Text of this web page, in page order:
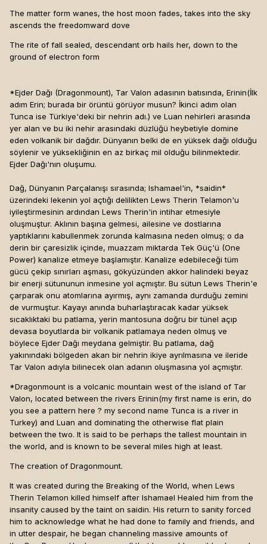
The matter form wanes, the host moon fades, takes into the sky
ascends the freedomward dove
The rite of fall sealed, descendant orb hails her, down to the
ground of electron form
*Ejder Dağı (Dragonmount), Tar Valon adasının batısında, Erinin(İlk
adım Erin; burada bir örüntü görüyor musun? İkinci adım olan
Tunca ise Türkiye'deki bir nehrin adı.) ve Luan nehirleri arasında
yer alan ve bu iki nehir arasındaki düzlüğü heybetiyle domine
eden volkanik bir dağdır. Dünyanın belki de en yüksek dağı olduğu
söylenir ve yüksekliğinin en az birkaç mil olduğu bilinmektedir.
Ejder Dağı'nın oluşumu.
Dağ, Dünyanın Parçalanışı sırasında; Ishamael'in, *saidin*
üzerindeki lekenin yol açtığı delilikten Lews Therin Telamon'u
iyileştirmesinin ardından Lews Therin'in intihar etmesiyle
oluşmuştur. Aklının başına gelmesi, ailesine ve dostlarına
yaptıklarını kabullenmek zorunda kalmasına neden olmuş; o da
derin bir çaresizlik içinde, muazzam miktarda Tek Güç'ü (One
Power) kanalize etmeye başlamıştır. Kanalize edebileceği tüm
gücü çekip sınırları aşması, gökyüzünden akkor halindeki beyaz
bir enerji sütununun inmesine yol açmıştır. Bu sütun Lews Therin'e
çarparak onu atomlarına ayırmış, aynı zamanda durduğu zemini
de vurmuştur. Kayayı anında buharlaştıracak kadar yüksek
sıcaklıktaki bu patlama, yerin mantosuna doğru bir tünel açıp
devasa boyutlarda bir volkanik patlamaya neden olmuş ve
böylece Ejder Dağı meydana gelmiştir. Bu patlama, dağ
yakınındaki bölgeden akan bir nehrin ikiye ayrılmasına ve ileride
Tar Valon adıyla bilinecek olan adanın oluşmasına yol açmıştır.
*Dragonmount is a volcanic mountain west of the island of Tar
Valon, located between the rivers Erinin(my first name is erin, do
you see a pattern here ? my second name Tunca is a river in
Turkey) and Luan and dominating the otherwise flat plain
between the two. It is said to be perhaps the tallest mountain in
the world, and is known to be several miles high at least.
The creation of Dragonmount.
It was created during the Breaking of the World, when Lews
Therin Telamon killed himself after Ishamael Healed him from the
insanity caused by the taint on saidin. His return to sanity forced
him to acknowledge what he had done to family and friends, and
in utter despair, he began channeling massive amounts of